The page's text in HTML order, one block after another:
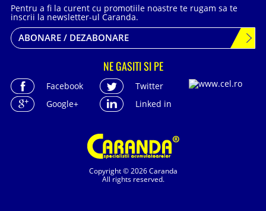
Copyright © 2026 Caranda
All rights reserved.
Pentru a fi la curent cu promotiile noastre te rugam sa te
inscrii la newsletter-ul Caranda.
ABONARE / DEZABONARE
NE GASITI SI PE
Facebook
Twitter
Google+
Linked in